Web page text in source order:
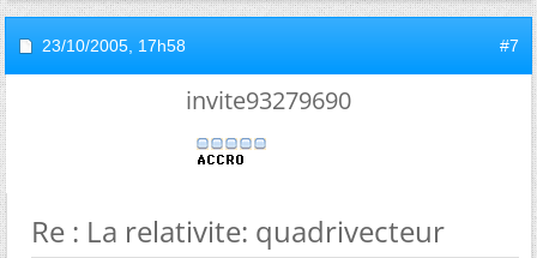
23/10/2005, 17h58 #7
invite93279690
Re : La relativite: quadrivecteur